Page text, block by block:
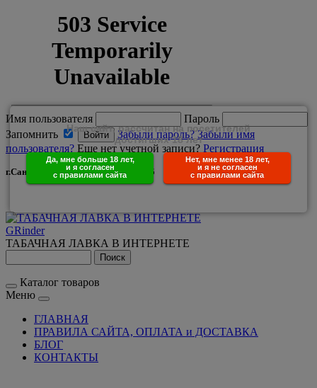
Наш сайт, рассчитан на посетителей
достигших 18 лет
Да, мне больше 18 лет,
и я согласен
с правилами сайта
Нет, мне менее 18 лет,
и я не согласен
с правилами сайта
Имя пользователя
Пароль
Запомнить
Забыли пароль? Забыли имя
пользователя? Еще нет учетной записи? Регистрация
г.Санкт-Петербург +7(950)029-25-85
GRinder
ТАБАЧНАЯ ЛАВКА В ИНТЕРНЕТЕ
Каталог товаров
Меню
ГЛАВНАЯ
ПРАВИЛА САЙТА, ОПЛАТА и ДОСТАВКА
БЛОГ
КОНТАКТЫ